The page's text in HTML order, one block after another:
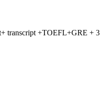
transcript +TOEFL+GRE + 3